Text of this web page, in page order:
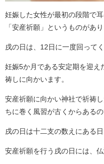
妊娠した女性が最初の段階で
「安産祈願」というものがあり
戌の日は、12日に一度回って
妊娠5か月である安定期を迎え
祷しに向かいます。
安産祈願に向かい神社で祈祷
ちに巻く風習が古くからあるの
戌の日は十二支の数えにある日
安産祈願を行う戌の日には、